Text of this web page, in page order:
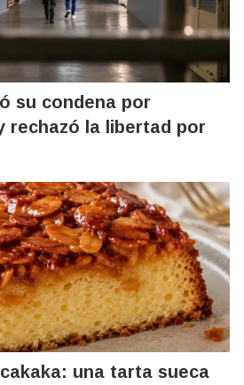
su condena por
rechazó la libertad por
una tarta sueca